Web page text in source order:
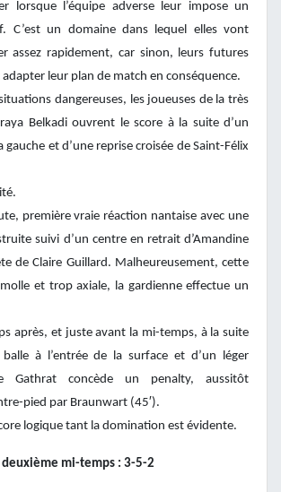
lorsque l’équipe adverse leur impose un
C’est un domaine dans lequel elles vont
assez rapidement, car sinon, leurs futures
leur plan de match en conséquence.
dangereuses, les joueuses de la très
Belkadi ouvrent le score à la suite d’un
gauche et d’une reprise croisée de Saint-Félix
première vraie réaction nantaise avec une
suivi d’un centre en retrait d’Amandine
de Claire Guillard. Malheureusement, cette
et trop axiale, la gardienne effectue un
après, et juste avant la mi-temps, à la suite
à l’entrée de la surface et d’un léger
Gathrat concède un penalty, aussitôt
pied par Braunwart (45′).
logique tant la domination est évidente.
mi-temps : 3-5-2